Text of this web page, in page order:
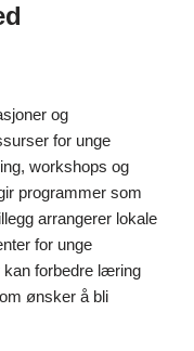
og
for unge
workshops og
programmer som
arrangerer lokale
for unge
kan forbedre læring
ønsker å bli